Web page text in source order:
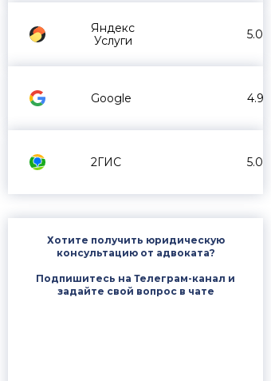
Яндекс
Услуги
5.0
Google 4.9
2ГИС 5.0
Хотите получить юридическую
консультацию от адвоката?
Подпишитесь на Телеграм-канал и
задайте свой вопрос в чате